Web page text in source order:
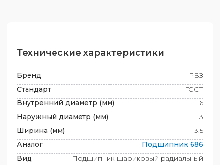
Технические характеристики
Бренд
РВЗ
Стандарт
ГОСТ
Внутренний диаметр (мм)
6
Наружный диаметр (мм)
13
Ширина (мм)
3.5
Аналог
Подшипник 686
Вид
Подшипник шариковый радиальный